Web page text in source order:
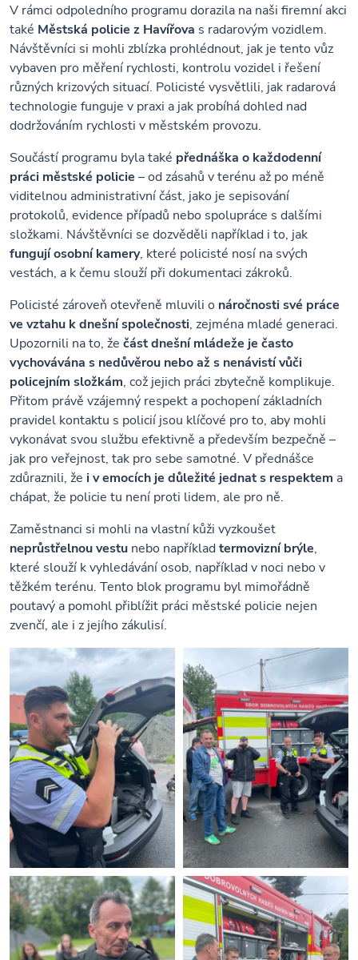
V rámci odpoledního programu dorazila na naši firemní akci
také Městská policie z Havířova s radarovým vozidlem.
Návštěvníci si mohli zblízka prohlédnout, jak je tento vůz
vybaven pro měření rychlosti, kontrolu vozidel i řešení
různých krizových situací. Policisté vysvětlili, jak radarová
technologie funguje v praxi a jak probíhá dohled nad
dodržováním rychlosti v městském provozu.
Součástí programu byla také přednáška o každodenní
práci městské policie – od zásahů v terénu až po méně
viditelnou administrativní část, jako je sepisování
protokolů, evidence případů nebo spolupráce s dalšími
složkami. Návštěvníci se dozvěděli například i to, jak
fungují osobní kamery, které policisté nosí na svých
vestách, a k čemu slouží při dokumentaci zákroků.
Policisté zároveň otevřeně mluvili o náročnosti své práce
ve vztahu k dnešní společnosti, zejména mladé generaci.
Upozornili na to, že část dnešní mládeže je často
vychovávána s nedůvěrou nebo až s nenávistí vůči
policejním složkám, což jejich práci zbytečně komplikuje.
Přitom právě vzájemný respekt a pochopení základních
pravidel kontaktu s policií jsou klíčové pro to, aby mohli
vykonávat svou službu efektivně a především bezpečně –
jak pro veřejnost, tak pro sebe samotné. V přednášce
zdůraznili, že i v emocích je důležité jednat s respektem a
chápat, že policie tu není proti lidem, ale pro ně.
Zaměstnanci si mohli na vlastní kůži vyzkoušet
neprůstřelnou vestu nebo napříkladtermovizní brýle,
které slouží k vyhledávání osob, například v noci nebo v
těžkém terénu. Tento blok programu byl mimořádně
poutavý a pomohl přiblížit práci městské policie nejen
zvenčí, ale i z jejího zákulisí.